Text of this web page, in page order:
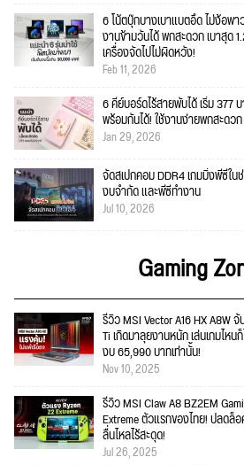
6 โน้ตบุ๊กบางเบาแบตอึด ไม่ง้อพ
งานข้ามวันได้ พกสะดวก เบาสุด
เครื่องจัดไปไม่ผิดหวัง!
Feb 11, 2026
6 คีย์บอร์ดไร้สายพับได้ เริ่ม 377
พร้อมกันได้! ใช้งานง่ายพกสะดว
Jan 29, 2026
จัดสเปกคอม DDR4 เกมมิ่งพีซีใ
งบจำกัด และพีซีทำงาน
Jul 10, 2026
Gaming
รีวิว MSI Vector A16 HX A8W
Ti เกิดมาลุยงานหนัก เล่นเกมไห
งบ 65,990 บาทเท่านั้น!
Nov 10, 2025
รีวิว MSI Claw A8 BZ2EM
Extreme ตัวแรกของไทย! ปลดล็
ลื่นไหลไร้สะดุด!
Jul 26, 2025